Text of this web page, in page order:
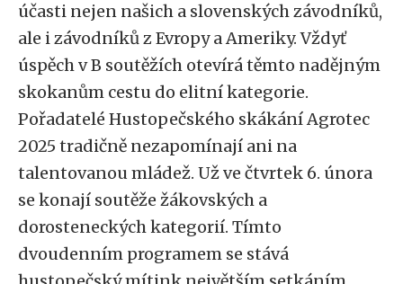
účasti nejen našich a slovenských závodníků,
ale i závodníků z Evropy a Ameriky. Vždyť
úspěch v B soutěžích otevírá těmto nadějným
skokanům cestu do elitní kategorie.
Pořadatelé Hustopečského skákání Agrotec
2025 tradičně nezapomínají ani na
talentovanou mládež. Už ve čtvrtek 6. února
se konají soutěže žákovských a
dorosteneckých kategorií. Tímto
dvoudenním programem se stává